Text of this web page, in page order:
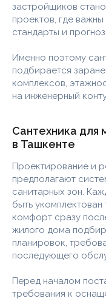
застройщиков
проектов, где
стандарты и
Именно поэтому
подбирается
комплексов,
на инженерный
Сантехника для
в Ташкенте
Проектирование и
предполагают
санитарных зон.
быть
комфорт сразу
жилого дома
планировок,
последующего
Перед началом
требования к